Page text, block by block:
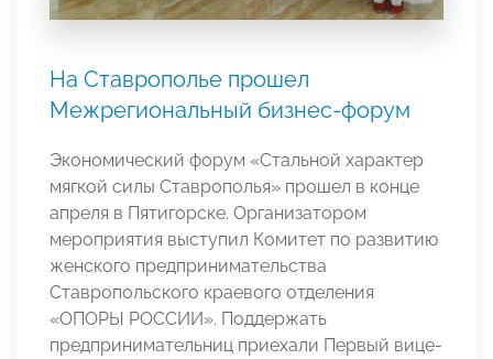
На Ставрополье прошел
Межрегиональный бизнес-форум
Экономический форум «Стальной характер
мягкой силы Ставрополья» прошел в конце
апреля в Пятигорске. Организатором
мероприятия выступил Комитет по развитию
женского предпринимательства
Ставропольского краевого отделения
«ОПОРЫ РОССИИ». Поддержать
предпринимательниц приехали Первый вице-